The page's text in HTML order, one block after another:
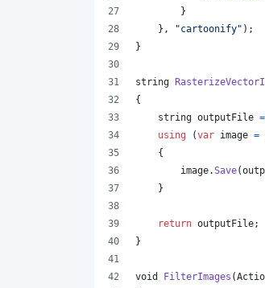
}
} , "cartoonify" ) ;
}
string
{
string outputFile =
using
(var image =
{
image.Save(
}
return outputFile;
}
void FilterImages (